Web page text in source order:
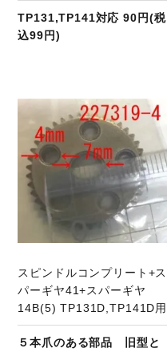
TP131,TP141対応 90円(税
込99円)
スピンドルコンプリート+ス
パーギヤ41+スパーギヤ
14B(5) TP131D,TP141D用
５本爪のある部品 旧型と
商品ページへ